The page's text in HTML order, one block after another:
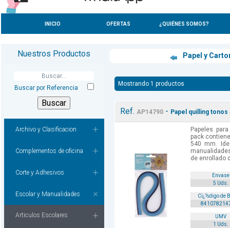
INICIO OFERTAS ¿QUIÉNES SOMOS?
Nuestros Productos
Buscar por Referencia
Archivo y Clasificacion
Complementos de oficina
Corte y Adhesivos
Escolar y Manualidades
Articulos Escolares
Papel y
Mostrando 1 productos
Ref. AP14790- Papel quilling tonos
Papeles
pack
540 mm.
de enrollado
Envase
5 Uds.
Cï¿½digo de
UMV
1 Uds.